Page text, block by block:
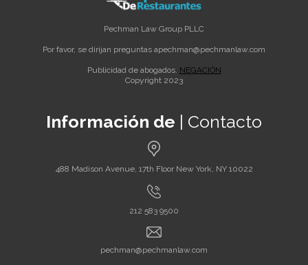
Pechman Law Group PLLC
Por favor, se dirijan preguntas apechman@pechmanlaw.com
Publicidad de abogados. NEGACIÓN
Copyright 2023
Información de | Contacto
488 Madison Avenue, 17th Floor New York, NY 10022
212 583 9500
pechman@pechmanlaw.com